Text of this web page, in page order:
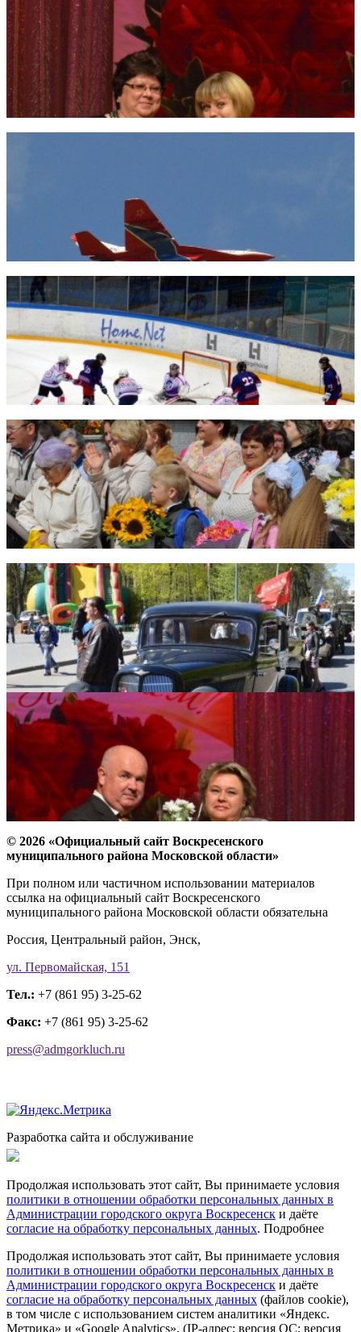
© 2026 «Официальный сайт Воскресенского
муниципального района Московской области»
При полном или частичном использовании материалов
ссылка на официальный сайт Воскресенского
муниципального района Московской области обязательна
Россия, Центральный район, Энск,
ул. Первомайская, 151
Тел.: +7 (861 95) 3-25-62
Факс: +7 (861 95) 3-25-62
press@admgorkluch.ru
Разработка сайта и обслуживание
Продолжая использовать этот сайт, Вы принимаете условия
политики в отношении обработки персональных данных в
Администрации городского округа Воскресенск и даёте
согласие на обработку персональных данных. Подробнее
Продолжая использовать этот сайт, Вы принимаете условия
политики в отношении обработки персональных данных в
Администрации городского округа Воскресенск и даёте
согласие на обработку персональных данных (файлов cookie),
в том числе с использованием систем аналитики «Яндекс.
Метрика» и «Google Analytics», (IP-адрес; версия ОС; версия